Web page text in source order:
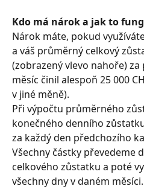
Kdo má nárok a jak to
Nárok máte, pokud
a váš průměrný celkový
(zobrazený vlevo nahoře)
měsíc činil alespoň 25 000
v jiné měně).
Při výpočtu průměrného
konečného denního
za každý den předchozího
Všechny částky převedeme
celkového zůstatku a poté
všechny dny v daném měsíci.